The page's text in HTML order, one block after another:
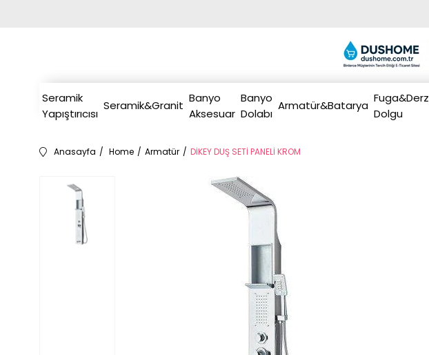
Seramik
Yapıştırıcısı
Seramik&Granit
Banyo
Aksesuar
Banyo
Dolabı
Armatür&Batarya
Fuga&Derz
Dolgu
Anasayfa Home Armatür DİKEY DUŞ SETİ PANELİ KROM